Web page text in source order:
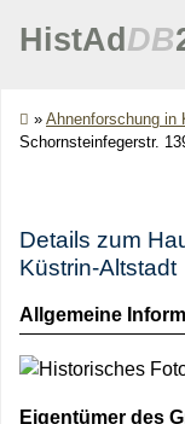
HistAd DB
» Ahnenforschung in
Schornsteinfegerstr.
Details zum
Küstrin-Altstadt
Allgemeine
Eigentümer des